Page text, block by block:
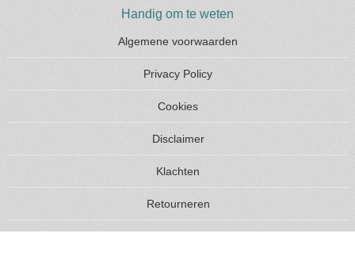
Handig om te weten
Algemene voorwaarden
Privacy Policy
Cookies
Disclaimer
Klachten
Retourneren